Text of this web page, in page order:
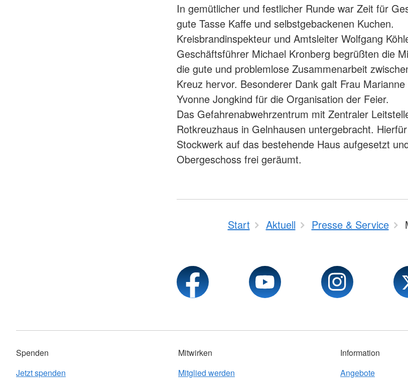
In gemütlicher und festlicher Runde war Zeit für
gute Tasse Kaffe und selbstgebackenen Kuchen.
Kreisbrandinspekteur und Amtsleiter Wolfgang
Geschäftsführer Michael Kronberg begrüßten die
die gute und problemlose Zusammenarbeit
Kreuz hervor. Besonderer Dank galt Frau
Yvonne Jongkind für die Organisation der Feier.
Das Gefahrenabwehrzentrum mit Zentraler
Rotkreuzhaus in Gelnhausen untergebracht.
Stockwerk auf das bestehende Haus aufgesetzt
Obergeschoss frei geräumt.
Start Aktuell Presse & Service
Spenden
Jetzt spenden
Mitwirken
Mitglied werden
Information
Angebote